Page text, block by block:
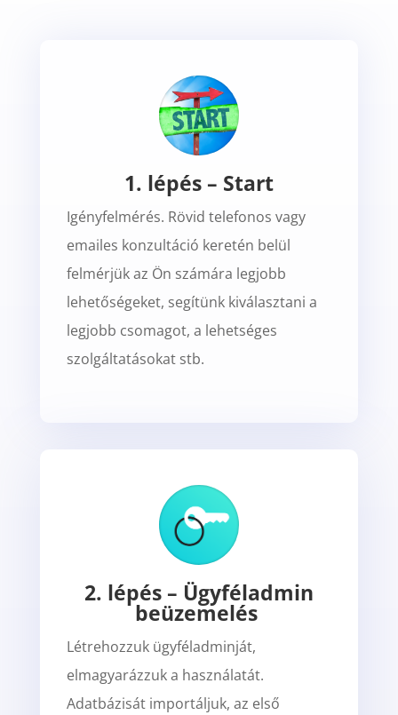
1. lépés – Start
Igényfelmérés. Rövid telefonos vagy
emailes konzultáció keretén belül
felmérjük az Ön számára legjobb
lehetőségeket, segítünk kiválasztani a
legjobb csomagot, a lehetséges
szolgáltatásokat stb.
2. lépés – Ügyféladmin
beüzemelés
Létrehozzuk ügyféladminját,
elmagyarázzuk a használatát.
Adatbázisát importáljuk, az első